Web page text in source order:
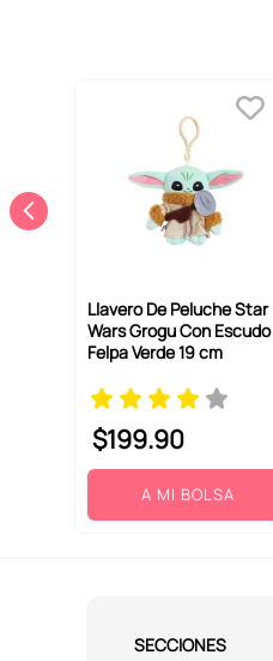
Llavero De Peluche Star
Wars Grogu Con Escudo
Felpa Verde 19 cm
$199.90
A MI BOLSA
SECCIONES